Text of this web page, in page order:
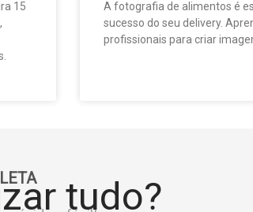
15
A fotografia de alimentos é
sucesso do seu delivery.
profissionais para criar
tudo?